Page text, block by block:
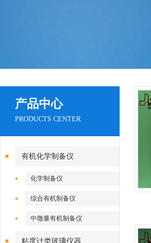
产品中心
PRODUCTS CENTER
有机化学制备仪
化学制备仪
综合有机制备仪
中微量有机制备仪
粘度计类玻璃仪器